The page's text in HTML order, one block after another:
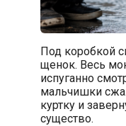
Под коробкой
щенок. Весь
испуганно
мальчишки
куртку и
существо.